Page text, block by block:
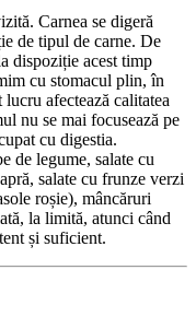
Carnea se digeră
de tipul de carne. De
dispoziție acest timp
cu stomacul plin, în
afectează calitatea
nu se mai focusează pe
cu digestia.
de legume, salate cu
salate cu frunze verzi
roșie), mâncăruri
la limită, atunci când
și suficient.